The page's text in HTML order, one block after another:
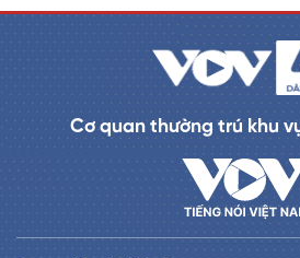
Cơ quan thường trú khu